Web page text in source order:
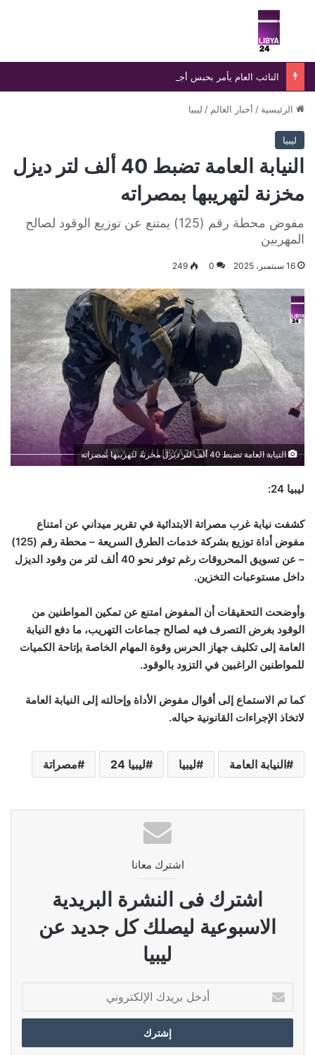
بحث عن
الرئيسية / أخبار العالم / ليبيا
ليبيا
النيابة العامة تضبط 40 ألف لتر ديزل
مخزنة لتهريبها بمصراته
مفوض محطة رقم (125) يمتنع عن توزيع الوقود لصالح
المهربين
16 سبتمبر، 2025 0
249
النيابة العامة تضبط 40 ألف لتر ديزل مخزنة لتهريبها بمصراته
ليبيا 24:
كشفت نيابة غرب مصراتة الابتدائية في تقرير ميداني عن امتناع
مفوض أداة توزيع بشركة خدمات الطرق السريعة – محطة رقم (125)
– عن تسويق المحروقات رغم توفر نحو 40 ألف لتر من وقود الديزل
داخل مستوعبات التخزين.
وأوضحت التحقيقات أن المفوض امتنع عن تمكين المواطنين من
الوقود بغرض التصرف فيه لصالح جماعات التهريب، ما دفع النيابة
العامة إلى تكليف جهاز الحرس وقوة المهام الخاصة بإتاحة الكميات
للمواطنين الراغبين في التزود بالوقود.
كما تم الاستماع إلى أقوال مفوض الأداة وإحالته إلى النيابة العامة
لاتخاذ الإجراءات القانونية حياله.
النيابة العامة ليبيا ليبيا 24 مصراتة
اشترك معانا
اشترك فى النشرة البريدية
الاسبوعية ليصلك كل جديد عن
ليبيا
بريدك
الإلكتروني